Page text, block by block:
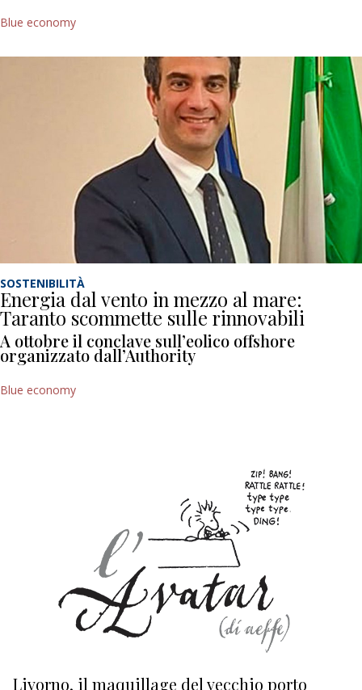
Blue economy
SOSTENIBILITÀ
Energia dal vento in mezzo al mare:
Taranto scommette sulle rinnovabili
A ottobre il conclave sull’eolico offshore
organizzato dall’Authority
Blue economy
Livorno, il maquillage del vecchio porto